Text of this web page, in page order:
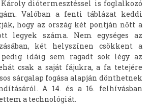
diótermesztéssel is foglalkozó
Valóban a fenti táblázat keddi
hogy az ország két pontján nőtt a
legyek száma. Nem egységes az
két helyszínen csökkent a
idáig sem ragadt sok légy az
csak a saját fájukra, a fa tetejére
sárgalap fogása alapján dönthetnek
A 14. és a 16. felhívásban
a technológiát.